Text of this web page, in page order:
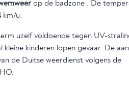
op de badzone . De
km/u.
uzelf voldoende tegen UV-
kinderen lopen gevaar. De
de Duitse weerdienst volgens de